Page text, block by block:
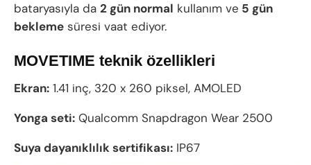
bataryasıyla da 2 gün normal kullanım ve 5 gün
bekleme süresi vaat ediyor.
MOVETIME teknik özellikleri
Ekran: 1.41 inç, 320 x 260 piksel, AMOLED
Yonga seti: Qualcomm Snapdragon Wear 2500
Suya dayanıklılık sertifikası: IP67